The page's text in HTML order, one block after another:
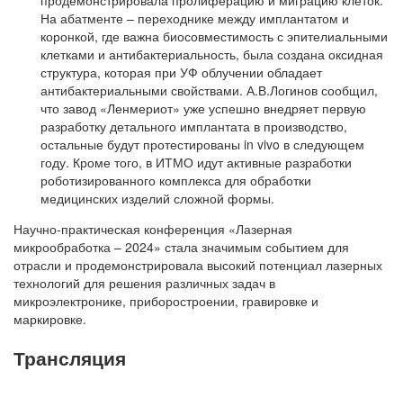
На абатменте – переходнике между имплантатом и
коронкой, где важна биосовместимость с эпителиальными
клетками и антибактериальность, была создана оксидная
структура, которая при УФ облучении обладает
антибактериальными свойствами. А.В.Логинов сообщил,
что завод «Ленмериот» уже успешно внедряет первую
разработку детального имплантата в производство,
остальные будут протестированы in vivo в следующем
году. Кроме того, в ИТМО идут активные разработки
роботизированного комплекса для обработки
медицинских изделий сложной формы.
Научно-практическая конференция «Лазерная
микрообработка – 2024» стала значимым событием для
отрасли и продемонстрировала высокий потенциал лазерных
технологий для решения различных задач в
микроэлектронике, приборостроении, гравировке и
маркировке.
Трансляция